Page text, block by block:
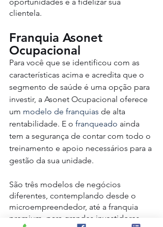
oportunidades e a fidelizar sua
clientela.
Franquia Asonet
Ocupacional
Para você que se identificou com as
características acima e acredita que o
segmento de saúde é uma opção para
investir, a Asonet Ocupacional oferece
um modelo de franquias de alta
rentabilidade. E o franqueado ainda
tem a segurança de contar com todo o
treinamento e apoio necessários para a
gestão da sua unidade.
São três modelos de negócios
diferentes, contemplando desde o
microempreendedor, até a franquia
premium, para grandes investidores.